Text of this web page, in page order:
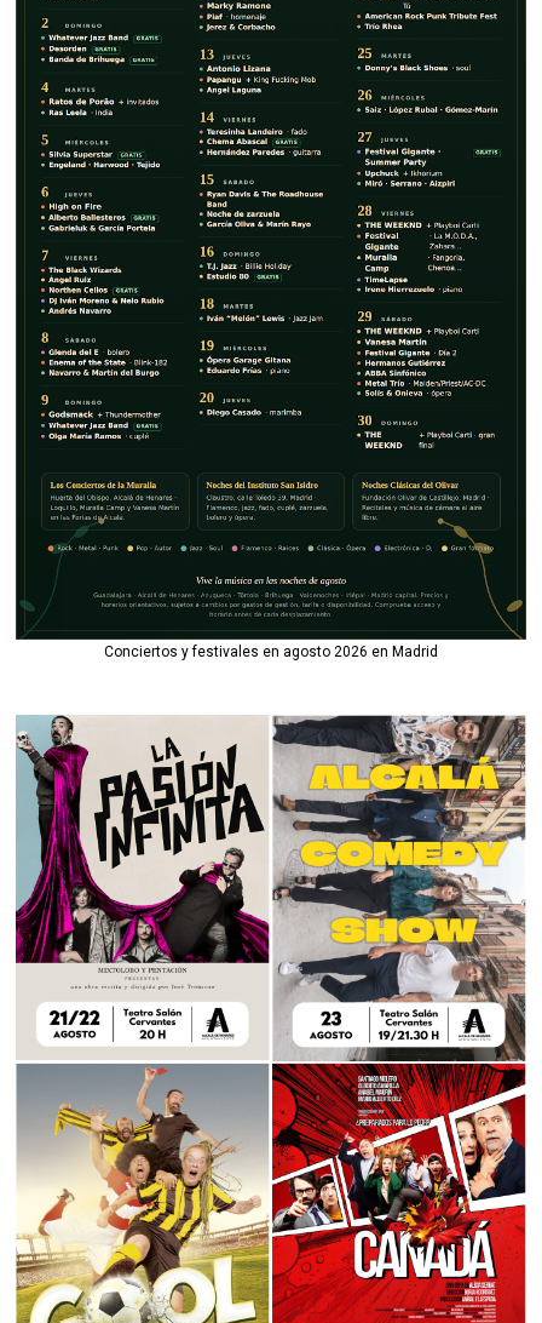
Conciertos y festivales en agosto 2026 en Madrid